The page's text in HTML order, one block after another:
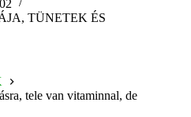
, TÜNETEK ÉS
tele van vitaminnal, de